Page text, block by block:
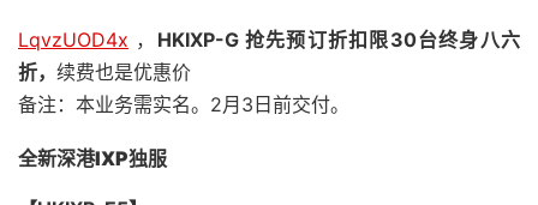
LqvzUOD4x ， HKIXP-G 抢先预订折扣限30台终身八六
折， 续费也是优惠价
备注：本业务需实名。2月3日前交付。
全新深港IXP独服